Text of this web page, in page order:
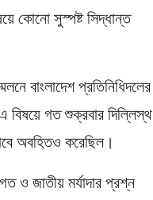
কোনো সুস্পষ্ট সিদ্ধান্ত
বাংলাদেশ প্রতিনিধিদলের
বিষয়ে গত শুক্রবার দিল্লিস্থ
অবহিতও করেছিল।
ও জাতীয় মর্যাদার প্রশ্ন